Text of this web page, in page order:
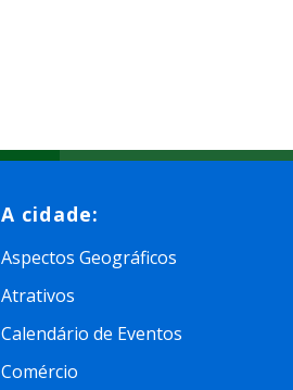
A cidade:
Aspectos Geográficos
Atrativos
Calendário de Eventos
Comércio